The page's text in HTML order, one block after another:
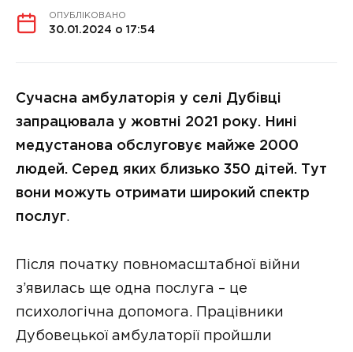
ОПУБЛІКОВАНО
30.01.2024 о 17:54
Сучасна амбулаторія у селі Дубівці
запрацювала у жовтні 2021 року. Нині
медустанова обслуговує майже 2000
людей. Серед яких близько 350 дітей. Тут
вони можуть отримати широкий спектр
послуг.
Після початку повномасштабної війни
з’явилась ще одна послуга – це
психологічна допомога. Працівники
Дубовецької амбулаторії пройшли